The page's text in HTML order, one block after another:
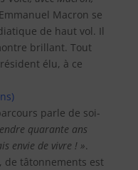
Macron se
de haut vol. Il
brillant. Tout
élu, à ce
parle de soi-
quarante ans
envie de vivre ! ».
de tâtonnements est